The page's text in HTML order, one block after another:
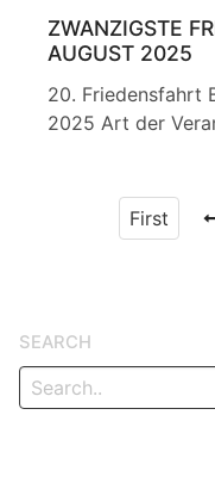
ZWANZIGSTE
AUGUST 2025
20. Friedensfahrt
2025 Art der
First
SEARCH